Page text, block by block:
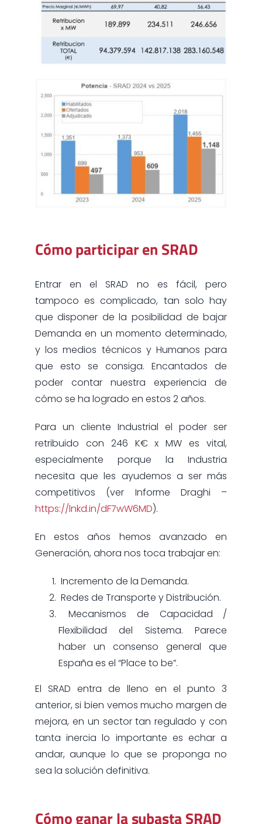
Cómo participar en SRAD
Entrar en el SRAD no es fácil, pero
tampoco es complicado, tan solo hay
que disponer de la posibilidad de bajar
Demanda en un momento determinado,
y los medios técnicos y Humanos para
que esto se consiga. Encantados de
poder contar nuestra experiencia de
cómo se ha logrado en estos 2 años.
Para un cliente Industrial el poder ser
retribuido con 246 K€ x MW es vital,
especialmente porque la Industria
necesita que les ayudemos a ser más
competitivos (ver Informe Draghi –
https://lnkd.in/dF7wW6MD).
En estos años hemos avanzado en
Generación, ahora nos toca trabajar en:
Incremento de la Demanda.
Redes de Transporte y Distribución.
Mecanismos de Capacidad /
Flexibilidad del Sistema. Parece
haber un consenso general que
España es el “Place to be”.
El SRAD entra de lleno en el punto 3
anterior, si bien vemos mucho margen de
mejora, en un sector tan regulado y con
tanta inercia lo importante es echar a
andar, aunque lo que se proponga no
sea la solución definitiva.
Cómo ganar la subasta SRAD